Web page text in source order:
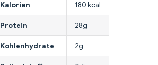
Kalorien 180 kcal
Protein 28g
Kohlenhydrate 2g